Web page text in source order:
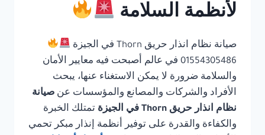
لأنظمة السلامة
صيانة نظام انذار حريق Thorn في الجيزة
01554305486 في عالم أصبحت فيه معايير الأمان
والسلامة ضرورة لا يمكن الاستغناء عنها، يبحث
الأفراد والشركات والمصانع والمؤسسات عن صيانة
نظام انذار حريق Thorn في الجيزة
تمتلك الخبرة
والكفاءة والقدرة على توفير أنظمة إنذار مبكر تحمي